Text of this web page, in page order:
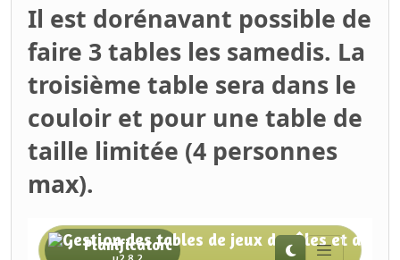
Il est dorénavant possible de
faire 3 tables les samedis. La
troisième table sera dans le
couloir et pour une table de
taille limitée (4 personnes
max).